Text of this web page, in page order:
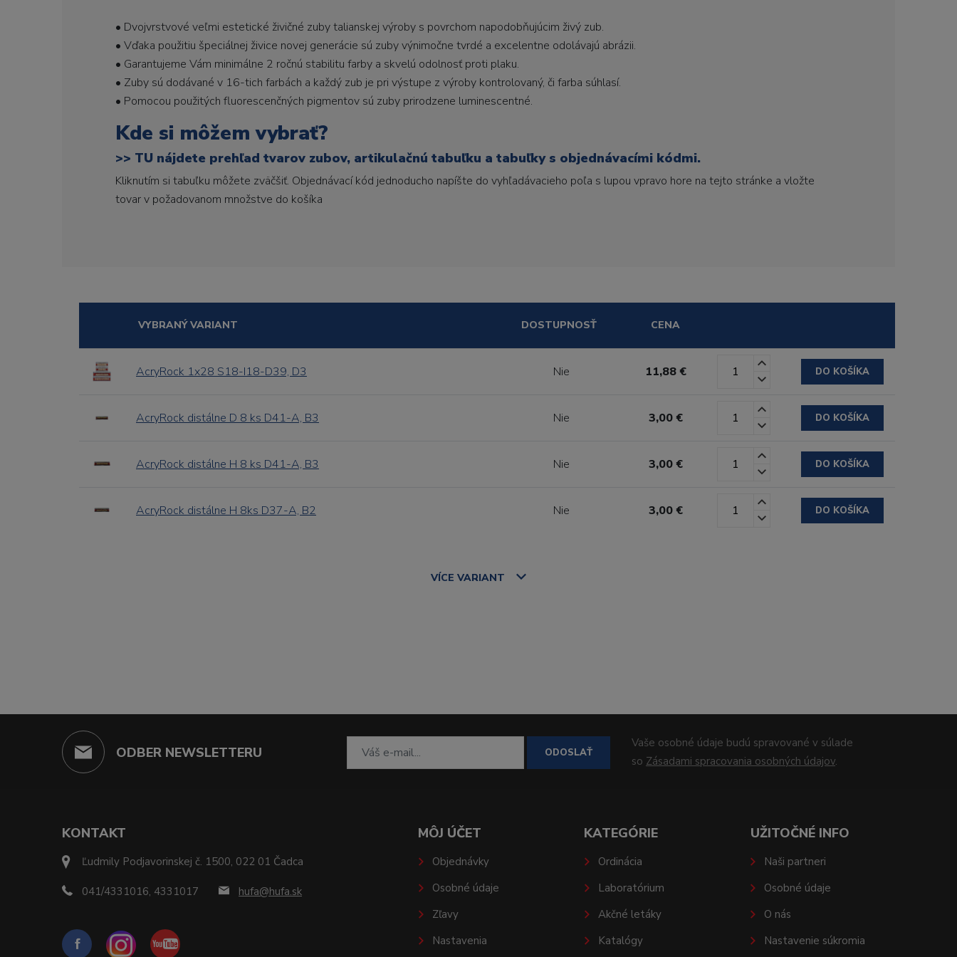
• Dvojvrstvové veľmi estetické živičné zuby talianskej výroby s povrchom napodobňujúcim živý zub.
• Vďaka použitiu špeciálnej živice novej generácie sú zuby výnimočne tvrdé a excelentne odolávajú abrázii.
• Garantujeme Vám minimálne 2 ročnú stabilitu farby a skvelú odolnosť proti plaku.
• Zuby sú dodávané v 16-tich farbách a každý zub je pri výstupe z výroby kontrolovaný, či farba súhlasí.
• Pomocou použitých fluorescenčných pigmentov sú zuby prirodzene luminescentné.
Kde si môžem vybrať?
>> TU nájdete prehľad tvarov zubov, artikulačnú tabuľku a tabuľky s objednávacími kódmi.
Kliknutím si tabuľku môžete zväčšiť. Objednávací kód jednoducho napíšte do vyhľadávacieho poľa s lupou vpravo hore na tejto stránke a vložte
tovar v požadovanom množstve do košíka
VYBRANÝ VARIANT DOSTUPNOSŤ CENA
AcryRock 1x28 S18-I18-D39, D3 Nie 11,88 € DO KOŠÍKA
AcryRock distálne D 8 ks D41-A, B3 Nie 3,00 € DO KOŠÍKA
AcryRock distálne H 8 ks D41-A, B3 Nie 3,00 € DO KOŠÍKA
AcryRock distálne H 8ks D37-A, B2 Nie 3,00 € DO KOŠÍKA
VÍCE VARIANT
ODBER NEWSLETTERU ODOSLAŤ
Vaše osobné údaje budú spravované v súlade
so Zásadami spracovania osobných údajov.
KONTAKT
Ľudmily Podjavorinskej č. 1500, 022 01 Čadca
041/4331016, 4331017 hufa@hufa.sk
MÔJ ÚČET
Objednávky
Osobné údaje
Zľavy
Nastavenia
KATEGÓRIE
Ordinácia
Laboratórium
Akčné letáky
Katalógy
UŽITOČNÉ INFO
Naši partneri
Osobné údaje
O nás
Nastavenie súkromia